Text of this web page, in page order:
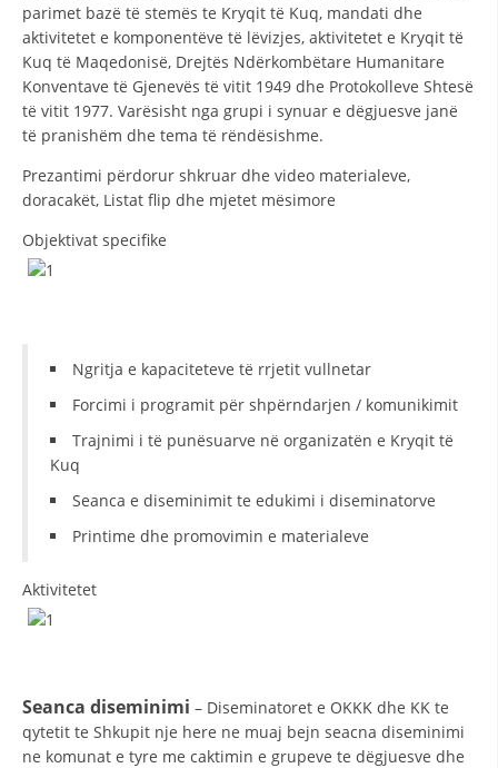
MARRDHËNJE ME PUBLIKUN
HULUMTIMI I OPINIONIT PUBLIK
BASHKËPUNIM NDËRKOMBËTAR
MARRËVESHJE
PROJEKTE
STRATEGJI
MATERIAL EDUKATIVO INFORMATIV
parimet bazë të stemës te Kryqit të Kuq, mandati dhe
aktivitetet e komponentëve të lëvizjes, aktivitetet e Kryqit të
Kuq të Maqedonisë, Drejtës Ndërkombëtare Humanitare
Konventave të Gjenevës të vitit 1949 dhe Protokolleve Shtesë
të vitit 1977. Varësisht nga grupi i synuar e dëgjuesve janë
të pranishëm dhe tema të rëndësishme.
Prezantimi përdorur shkruar dhe video materialeve,
doracakët, Listat flip dhe mjetet mësimore
Оbjektivat specifike
Ngritja e kapaciteteve të rrjetit vullnetar
Forcimi i programit për shpërndarjen / komunikimit
Trajnimi i të punësuarve në organizatën e Kryqit të
Kuq
Seanca e diseminimit te edukimi i diseminatorve
Printime dhe promovimin e materialeve
Aktivitetet
Seanca diseminimi – Diseminatoret e OKKK dhe KK te
qytetit te Shkupit nje here ne muaj bejn seacna diseminimi
ne komunat e tyre me caktimin e grupeve te dëgjuesve dhe